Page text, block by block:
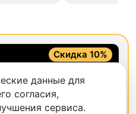
Скидка 10%
данные для
согласия,
сервиса.